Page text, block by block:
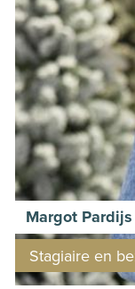
Read more about
our
Margot Pardijs
Stagiaire en